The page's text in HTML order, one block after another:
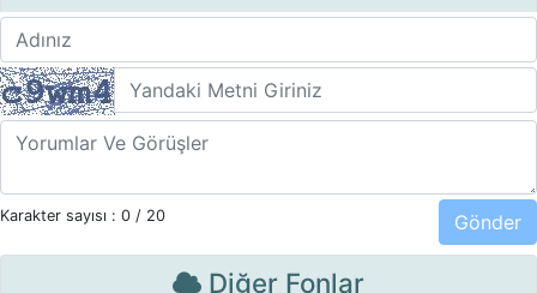
Karakter sayısı : 0 / 20
Diğer Fonlar